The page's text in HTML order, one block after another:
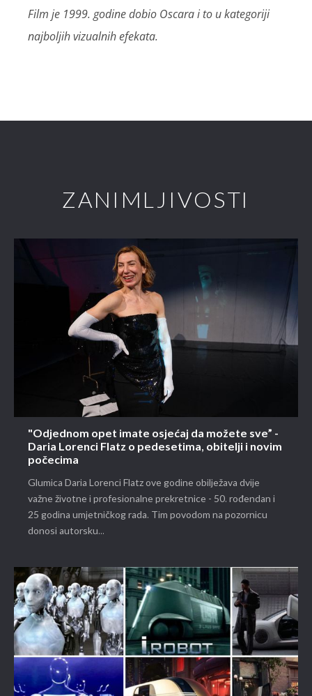
Film je 1999. godine dobio Oscara i to u kategoriji
najboljih vizualnih efekata.
ZANIMLJIVOSTI
"Odjednom opet imate osjećaj da možete sve” -
Daria Lorenci Flatz o pedesetima, obitelji i novim
počecima
Glumica Daria Lorenci Flatz ove godine obilježava dvije
važne životne i profesionalne prekretnice - 50. rođendan i
25 godina umjetničkog rada. Tim povodom na pozornicu
donosi autorsku...